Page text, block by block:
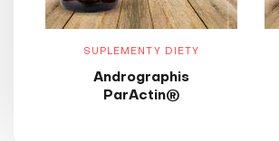
SUPLEMENTY DIETY
Andrographis
ParActin®